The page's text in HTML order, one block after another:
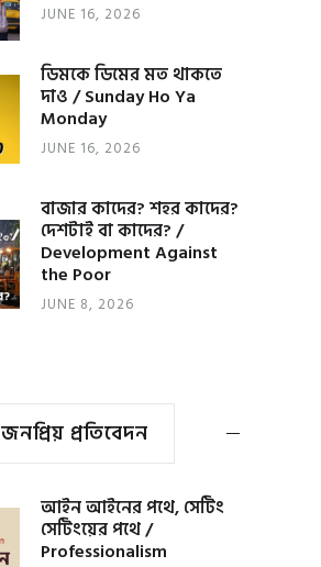
JUNE 16, 2026
ডিমকে ডিমের মত থাকতে
দাও / Sunday Ho Ya
Monday
JUNE 16, 2026
বাজার কাদের? শহর কাদের?
দেশটাই বা কাদের? /
Development Against
the Poor
JUNE 8, 2026
জনপ্রিয় প্রতিবেদন
আইন আইনের পথে, সেটিং
সেটিংয়ের পথে /
Professionalism